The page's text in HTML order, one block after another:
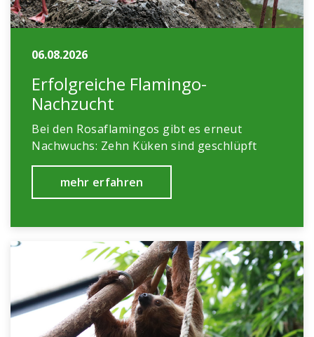
06.08.2026
Erfolgreiche Flamingo-
Nachzucht
Bei den Rosaflamingos gibt es erneut
Nachwuchs: Zehn Küken sind geschlüpft
mehr erfahren